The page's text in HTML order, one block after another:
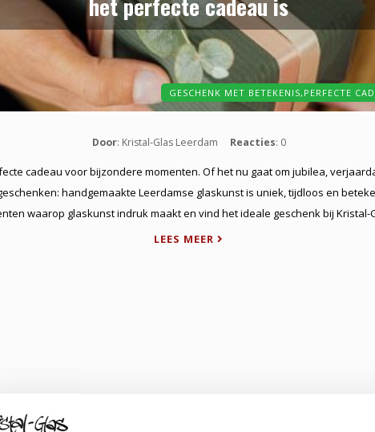
het perfecte cadeau is
GESCHENK MET BETEKENIS, PERFECTE
Door: Kristal-Glas Leerdam Reacties: 0
cadeau voor bijzondere momenten. Of het nu gaat om jubilea,
handgemaakte Leerdamse glaskunst is uniek, tijdloos en
waarop glaskunst indruk maakt en vind het ideale geschenk bij Kristal-
LEES MEER